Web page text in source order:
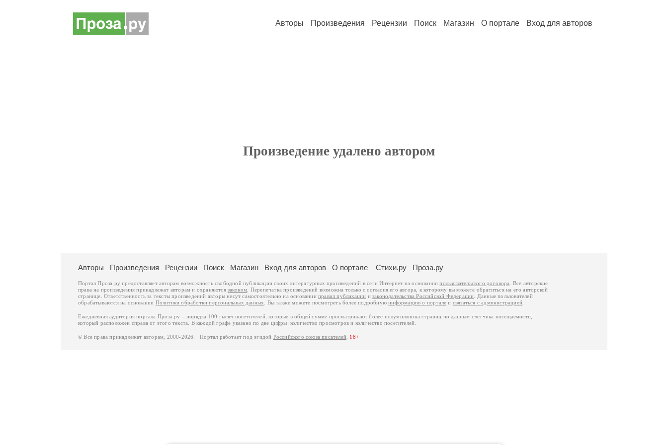
Авторы Произведения Рецензии Поиск Магазин О портале Вход для авторов
Произведение удалено автором
Авторы Произведения Рецензии Поиск Магазин Вход для авторов О портале Стихи.ру Проза.ру
Портал Проза.ру предоставляет авторам возможность свободной публикации своих литературных произведений в сети Интернет на основаниипользовательского договора
. Все авторские
права на произведения принадлежат авторам и охраняются законом . Перепечатка произведений возможна только с согласия его автора, к которому вы можете обратиться на его авторской
странице. Ответственность за тексты произведений авторы несут самостоятельно на основанииправил публикации изаконодательства Российской Федерации . Данные пользователей
обрабатываются на основании Политики обработки персональных данных . Вы также можете посмотреть более подробнуюинформацию о портале и связаться с администрацией
Ежедневная аудитория портала Проза.ру – порядка 100 тысяч посетителей, которые в общей сумме просматривают более полумиллиона страниц по данным счетчика посещаемости,
который расположен справа от этого текста. В каждой графе указано по две цифры: количество просмотров и количество посетителей.
© Все права принадлежат авторам, 2000-2026. Портал работает под эгидой Российского союза писателей 18+